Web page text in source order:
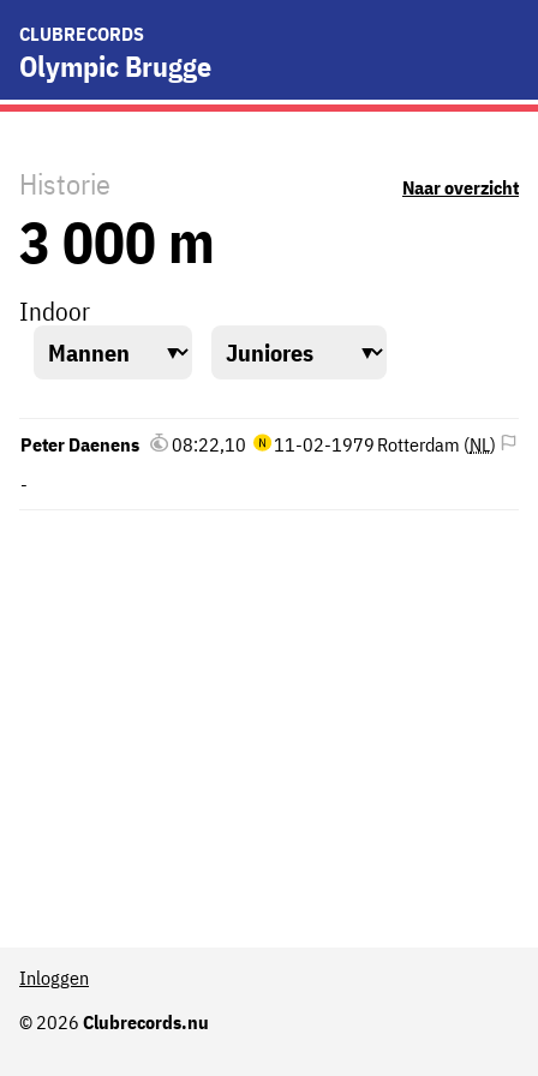
CLUBRECORDS
Olympic Brugge
Historie Naar overzicht
3 000 m
Indoor
Peter Daenens Rotterdam (NL)
08:22,10
-
11-02-1979
© 2026 Clubrecords.nu
Inloggen